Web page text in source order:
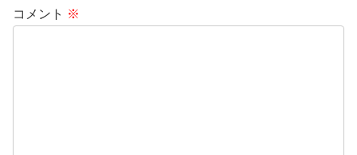
コメント ※